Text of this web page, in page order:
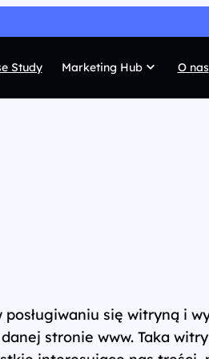
Study Marketing Hub O nas
się witryną i
stronie www. Taka